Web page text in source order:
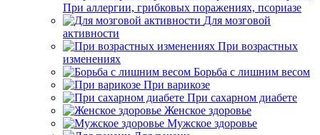
При аллергии, грибковых поражениях, псориазе
Для мозговой
активности
При возрастных
изменениях
Борьба с лишним весом
При варикозе
При сахарном диабете
Женское здоровье
Мужское здоровье